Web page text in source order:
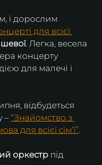
і дорослим
для всієї
. Легка, весела
концерту
для малечі і
відбудеться
– “Знайомство з
для всієї сім’ї”.
оркестр під